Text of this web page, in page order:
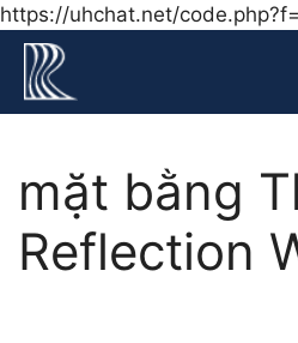
https://uhchat.net/
mặt bằng
Reflection